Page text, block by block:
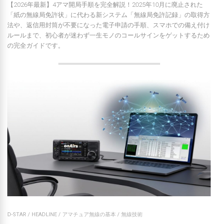
【2026年最新】4アマ開局手順を完全解説！2025年10月に廃止された
「紙の無線局免許状」に代わる新システム「無線局免許記録」の取得方
法や、返信用封筒が不要になった電子申請の手順、スマホでの備え付け
ルールまで、初心者が迷わず一生モノのコールサインをゲットするため
の完全ガイドです。
D-STAR / HEADLINE / アマチュア無線の基本 / 無線技術